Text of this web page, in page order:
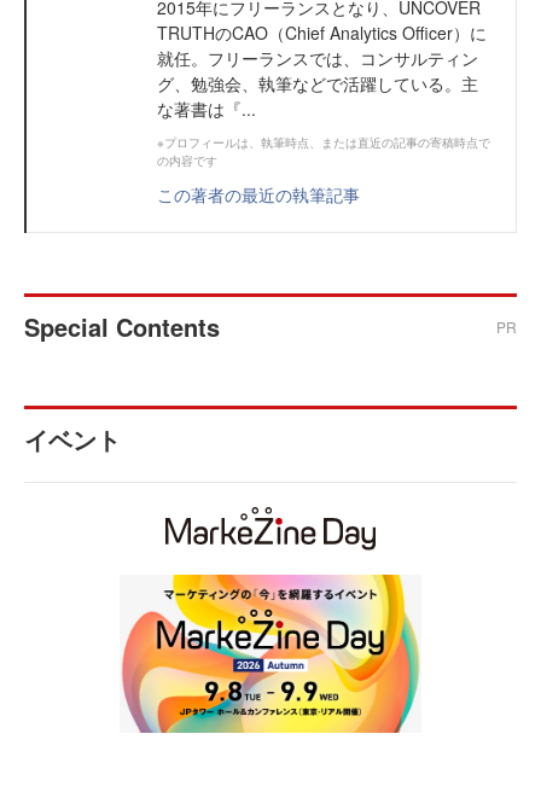
2015年にフリーランスとなり、UNCOVER
TRUTHのCAO（Chief Analytics Officer）に
就任。フリーランスでは、コンサルティン
グ、勉強会、執筆などで活躍している。主
な著書は『...
※プロフィールは、執筆時点、または直近の記事の寄稿時点で
の内容です
この著者の最近の執筆記事
Special Contents PR
イベント